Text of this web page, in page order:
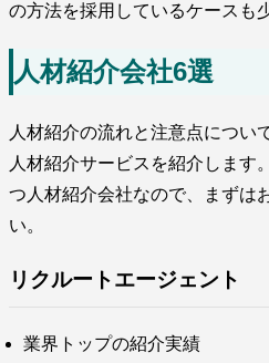
の方法を採用しているケースも
人材紹介会社6選
人材紹介の流れと注意点につい
人材紹介サービスを紹介します
つ人材紹介会社なので、まずは
い。
リクルートエージェント
業界トップの紹介実績